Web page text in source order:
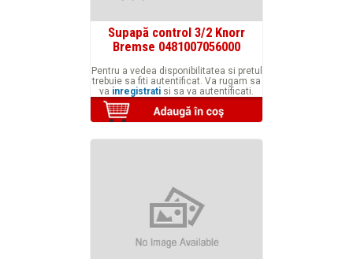
Supapă control 3/2 Knorr
Bremse 0481007056000
Pentru a vedea disponibilitatea si pretul
trebuie sa fiti autentificat. Va rugam sa
va inregistrati si sa va autentificati.